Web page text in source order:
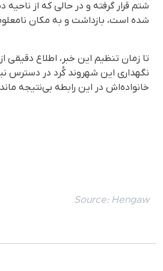
شتم قرار گرفته و در حالی که از
شده است، بازداشت و به مکان
تا زمان تنظیم این خبر، اطلاع
نگهداری این شهروند کُرد در دسترس
خانواده‌اش در این رابطه بی‌نتیجه
Source: Hengaw